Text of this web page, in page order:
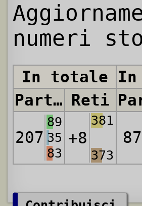
numeri
In totale
In
Partite Reti
207
89
35
83
+8
381
373
87